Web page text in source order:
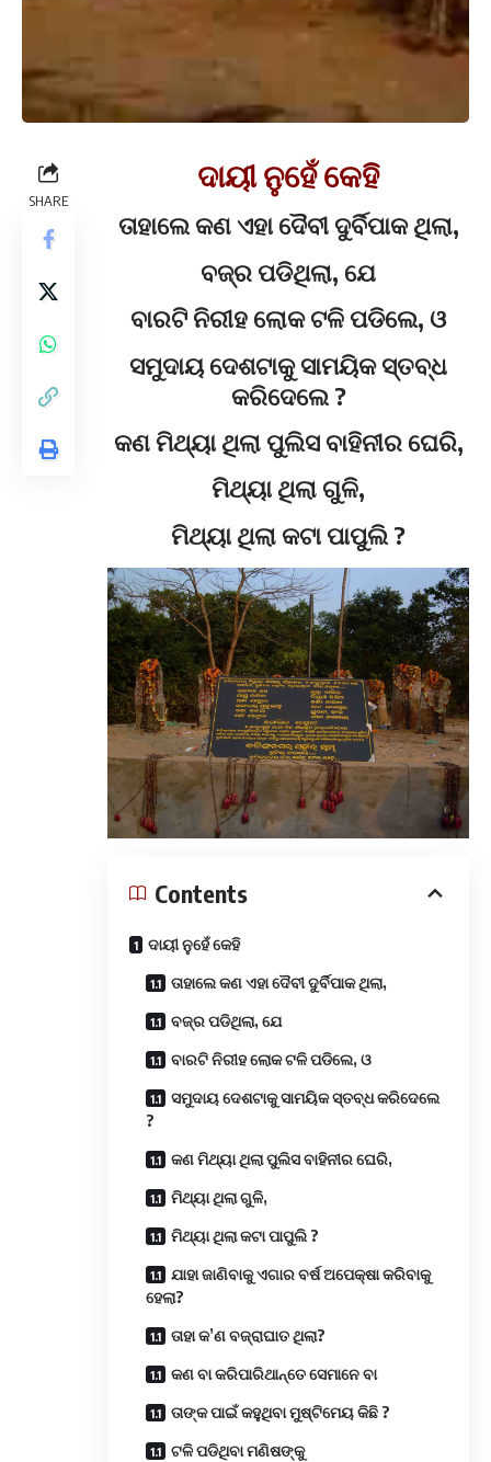
SHARE
ଦାୟୀ ନୁହେଁ କେହି
ତାହାଲେ କଣ ଏହା ଦୈବୀ ଦୁର୍ବିପାକ ଥିଲା,
ବଜ୍ର ପଡିଥିଲା, ଯେ
ବାରଟି ନିରୀହ ଲୋକ ଟଳି ପଡିଲେ, ଓ
ସମୁଦାୟ ଦେଶଟାକୁ ସାମୟିକ ସ୍ତବ୍ଧ
କରିଦେଲେ ?
କଣ ମିଥ୍ୟା ଥିଲା ପୁଲିସ ବାହିନୀର ଘେରି,
ମିଥ୍ୟା ଥିଲା ଗୁଳି,
ମିଥ୍ୟା ଥିଲା କଟା ପାପୁଲି ?
Contents
ଦାୟୀ ନୁହେଁ କେହି
ତାହାଲେ କଣ ଏହା ଦୈବୀ ଦୁର୍ବିପାକ ଥିଲା,
ବଜ୍ର ପଡିଥିଲା, ଯେ
ବାରଟି ନିରୀହ ଲୋକ ଟଳି ପଡିଲେ, ଓ
ସମୁଦାୟ ଦେଶଟାକୁ ସାମୟିକ ସ୍ତବ୍ଧ କରିଦେଲେ
?
କଣ ମିଥ୍ୟା ଥିଲା ପୁଲିସ ବାହିନୀର ଘେରି,
ମିଥ୍ୟା ଥିଲା ଗୁଳି,
ମିଥ୍ୟା ଥିଲା କଟା ପାପୁଲି ?
ଯାହା ଜାଣିବାକୁ ଏଗାର ବର୍ଷ ଅପେକ୍ଷା କରିବାକୁ
ହେଲା?
ତାହା କ’ଣ ବଜ୍ରାଘାତ ଥିଲା?
କଣ ବା କରିପାରିଥାନ୍ତେ ସେମାନେ ବା
ତାଙ୍କ ପାଇଁ କହୁଥିବା ମୁଷ୍ଟିମେୟ କିଛି ?
ଟଳି ପଡିଥିବା ମଣିଷଙ୍କୁ